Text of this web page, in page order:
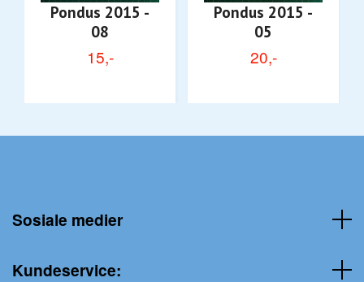
Pondus 2015 -
08
15,-
Pondus 2015 -
05
20,-
Sosiale medier
Kundeservice: